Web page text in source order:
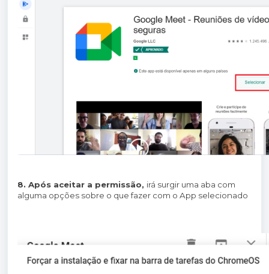
8. Após aceitar a permissão, irá surgir uma aba com
alguma opções sobre o que fazer com o App selecionado